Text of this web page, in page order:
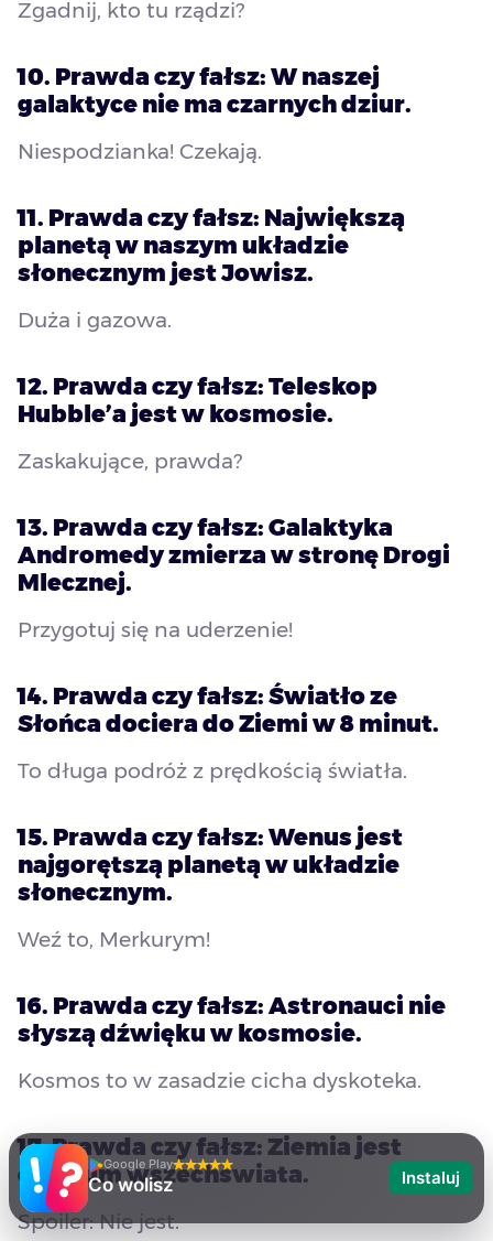
Zgadnij, kto tu rządzi?
10. Prawda czy fałsz: W naszej
galaktyce nie ma czarnych dziur.
Niespodzianka! Czekają.
11. Prawda czy fałsz: Największą
planetą w naszym układzie
słonecznym jest Jowisz.
Duża i gazowa.
12. Prawda czy fałsz: Teleskop
Hubble’a jest w kosmosie.
Zaskakujące, prawda?
13. Prawda czy fałsz: Galaktyka
Andromedy zmierza w stronę Drogi
Mlecznej.
Przygotuj się na uderzenie!
14. Prawda czy fałsz: Światło ze
Słońca dociera do Ziemi w 8 minut.
To długa podróż z prędkością światła.
15. Prawda czy fałsz: Wenus jest
najgorętszą planetą w układzie
słonecznym.
Weź to, Merkurym!
16. Prawda czy fałsz: Astronauci nie
słyszą dźwięku w kosmosie.
Kosmos to w zasadzie cicha dyskoteka.
17. Prawda czy fałsz: Ziemia jest
centrum wszechświata.
Spoiler: Nie jest.
Google Play
Co wolisz Instaluj